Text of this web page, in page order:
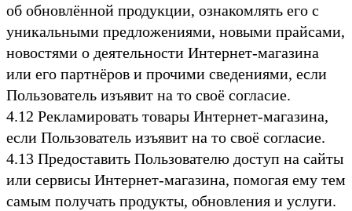
об обновлённой продукции, ознакомлять его с
уникальными предложениями, новыми прайсами,
новостями о деятельности Интернет-магазина
или его партнёров и прочими сведениями, если
Пользователь изъявит на то своё согласие.
4.12 Рекламировать товары Интернет-магазина,
если Пользователь изъявит на то своё согласие.
4.13 Предоставить Пользователю доступ на сайты
или сервисы Интернет-магазина, помогая ему тем
самым получать продукты, обновления и услуги.